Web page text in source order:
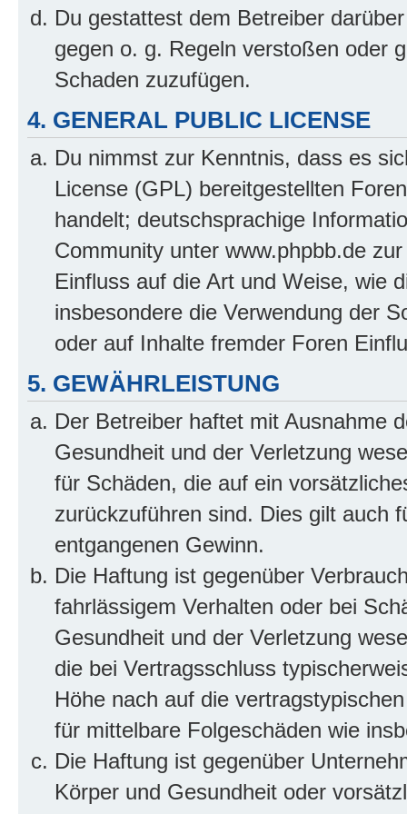
Du gestattest dem Betreiber
gegen o. g. Regeln verstoßen oder
Schaden zuzufügen.
4. GENERAL PUBLIC LICENSE
Du nimmst zur Kenntnis, dass es
License (GPL) bereitgestellten
handelt; deutschsprachige
Community unter www.phpbb.de
Einfluss auf die Art und Weise, wie
insbesondere die Verwendung der
oder auf Inhalte fremder Foren
5. GEWÄHRLEISTUNG
Der Betreiber haftet mit Ausnahme
Gesundheit und der Verletzung
für Schäden, die auf ein
zurückzuführen sind. Dies gilt auch
entgangenen Gewinn.
Die Haftung ist gegenüber
fahrlässigem Verhalten oder bei
Gesundheit und der Verletzung
die bei Vertragsschluss
Höhe nach auf die
für mittelbare Folgeschäden wie
Die Haftung ist gegenüber
Körper und Gesundheit oder